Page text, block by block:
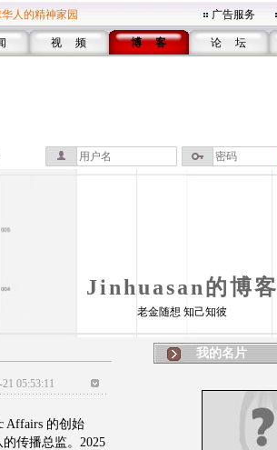
人的精神家园 广告服务
视 频 博 客 论 坛
Jinhuasan的博客
老金随想 知己知彼
05:53:11
Affairs 的创始
传播总监。 2025
我的名片